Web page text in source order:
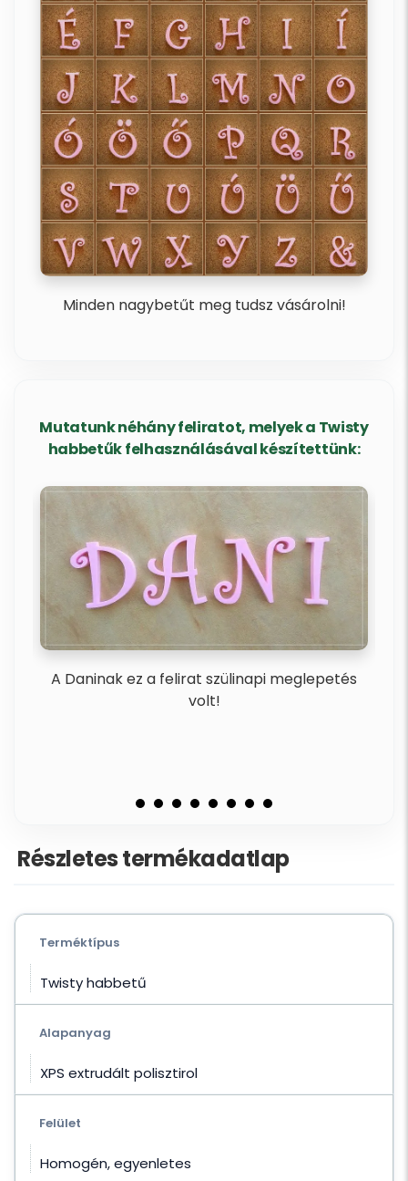
Minden nagybetűt meg tudsz vásárolni!
Mutatunk néhány feliratot, melyek a Twisty
habbetűk felhasználásával készítettünk:
A Daninak ez a felirat szülinapi meglepetés
volt!
Részletes termékadatlap
Terméktípus
Twisty habbetű
Alapanyag
XPS extrudált polisztirol
Felület
Homogén, egyenletes